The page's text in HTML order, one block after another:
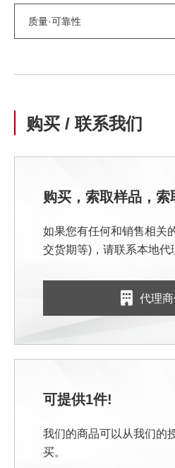
质量·可靠性
购买 / 联系我们
购买，索取样品，索
如果您有任何和销售相关
交货期等)，请联系本地代
代理商
可提供1件!
我们的商品可以从我们的
买。